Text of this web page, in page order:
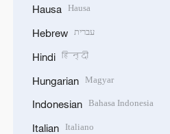
Hausa Hausa
Hebrew עברית
Hindi हिन्दी
Hungarian Magyar
Indonesian Bahasa Indonesia
Italian Italiano